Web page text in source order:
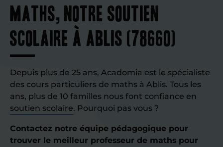
maths, notre soutien
scolaire à Ablis (78660)
Depuis plus de 25 ans, Acadomia est le spécialiste
des cours particuliers de maths à Ablis. Tous les
ans, plus de 10 familles nous font confiance en
soutien scolaire. Pourquoi pas vous ?
Contactez notre équipe pédagogique pour
trouver le meilleur professeur de maths pour